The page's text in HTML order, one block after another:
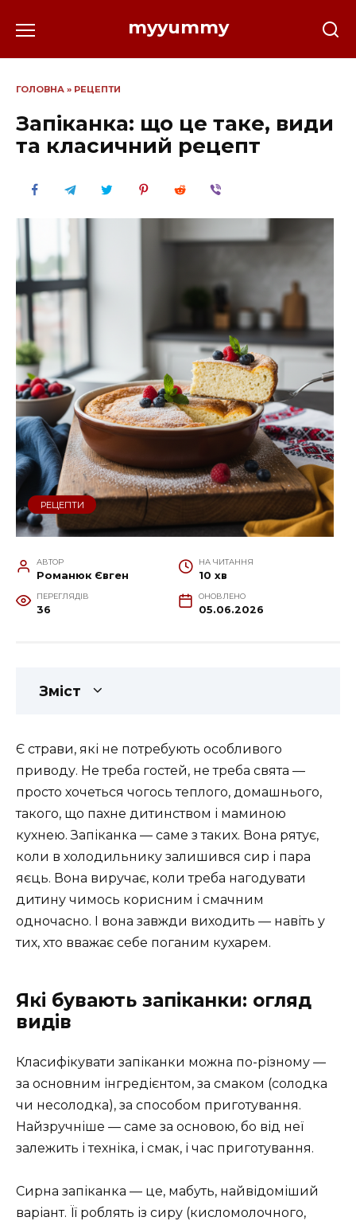
до
myyummy
ГОЛОВНА » РЕЦЕПТИ
Запіканка: що це таке, види
та класичний рецепт
РЕЦЕПТИ
АВТОР
Романюк Євген
НА ЧИТАННЯ
10 хв
ПЕРЕГЛЯДІВ
36
ОНОВЛЕНО
05.06.2026
Зміст
Є страви, які не потребують особливого
приводу. Не треба гостей, не треба свята —
просто хочеться чогось теплого, домашнього,
такого, що пахне дитинством і маминою
кухнею. Запіканка — саме з таких. Вона рятує,
коли в холодильнику залишився сир і пара
яєць. Вона виручає, коли треба нагодувати
дитину чимось корисним і смачним
одночасно. І вона завжди виходить — навіть у
тих, хто вважає себе поганим кухарем.
Які бувають запіканки: огляд
видів
Класифікувати запіканки можна по-різному —
за основним інгредієнтом, за смаком (солодка
чи несолодка), за способом приготування.
Найзручніше — саме за основою, бо від неї
залежить і техніка, і смак, і час приготування.
Сирна запіканка — це, мабуть, найвідоміший
варіант. Її роблять із сиру (кисломолочного,